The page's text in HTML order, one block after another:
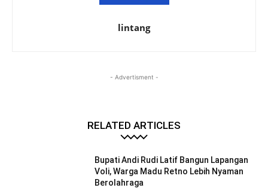
lintang
- Advertisment -
RELATED ARTICLES
Bupati Andi Rudi Latif Bangun Lapangan
Voli, Warga Madu Retno Lebih Nyaman
Berolahraga